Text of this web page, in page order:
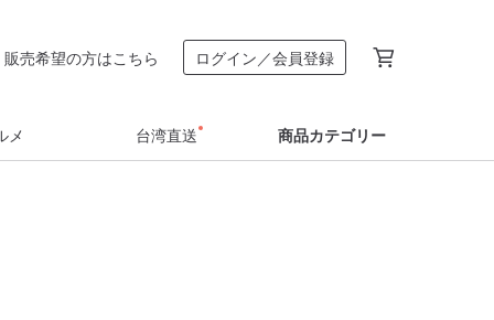
販売希望の方はこちら ログイン／会員登録
メ 台湾直送 商品カテゴリー